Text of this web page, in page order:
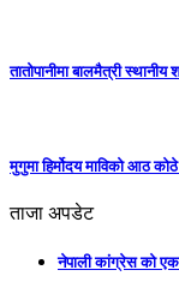
तातोपानीमा बालमैत्री
मुगुमा हिर्मोदय माविको आठ
ताजा अपडेट
नेपाली कांग्रेस को